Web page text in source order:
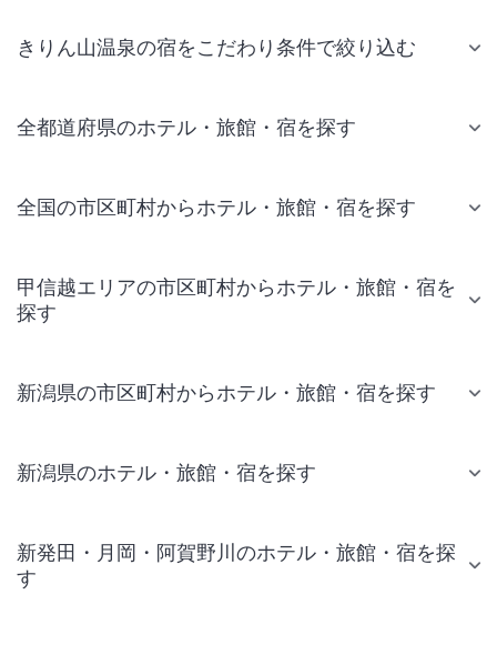
きりん山温泉の宿をこだわり条件で絞り込む
全都道府県のホテル・旅館・宿を探す
全国の市区町村からホテル・旅館・宿を探す
甲信越エリアの市区町村からホテル・旅館・宿を
探す
新潟県の市区町村からホテル・旅館・宿を探す
新潟県のホテル・旅館・宿を探す
新発田・月岡・阿賀野川のホテル・旅館・宿を探
す